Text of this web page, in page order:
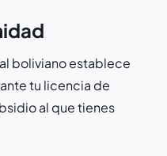
boliviano establece
tu licencia de
al que tienes